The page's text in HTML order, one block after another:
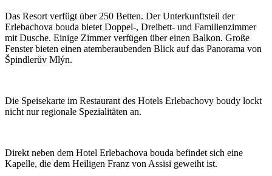
Das Resort verfügt über 250 Betten. Der Unterkunftsteil der
Erlebachova bouda bietet Doppel-, Dreibett- und Familienzimmer
mit Dusche. Einige Zimmer verfügen über einen Balkon. Große
Fenster bieten einen atemberaubenden Blick auf das Panorama von
Špindlerův Mlýn.
Die Speisekarte im Restaurant des Hotels Erlebachovy boudy lockt
nicht nur regionale Spezialitäten an.
Direkt neben dem Hotel Erlebachova bouda befindet sich eine
Kapelle, die dem Heiligen Franz von Assisi geweiht ist.